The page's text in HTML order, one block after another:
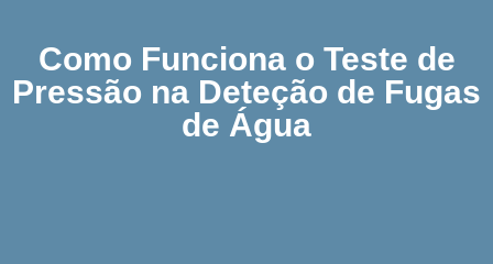
Como Funciona o Teste de
Pressão na Deteção de Fugas
de Água